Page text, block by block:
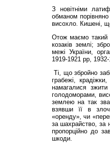
З новітніми
обманом
висохло. Кишені,
Отож маємо такий
козаків землі;
межі України,
1919-1921 рр,
Ті, що збройно
грабежі,
намагалися
голодоморами,
землею на так
взяв­ши її в
«оренду», чи
за шахрайство, за
пропорційно до
шкоди.